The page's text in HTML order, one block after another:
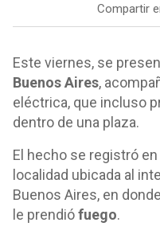
Compartir
Este viernes, se
Buenos Aires,
eléctrica, que incluso
dentro de una plaza.
El hecho se registró
localidad ubicada al
Buenos Aires, en
le prendiófuego.